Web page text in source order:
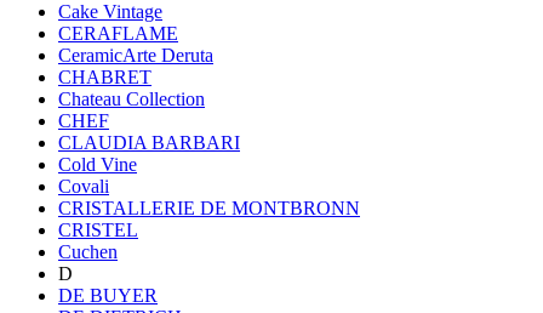
Cake Vintage
CERAFLAME
CeramicArte Deruta
CHABRET
Chateau Collection
CHEF
CLAUDIA BARBARI
Cold Vine
Covali
CRISTALLERIE DE MONTBRONN
CRISTEL
Cuchen
D
DE BUYER